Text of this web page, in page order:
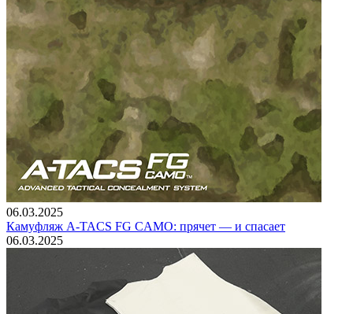
06.03.2025
Камуфляж A-TACS FG CAMO: прячет — и спасает
06.03.2025